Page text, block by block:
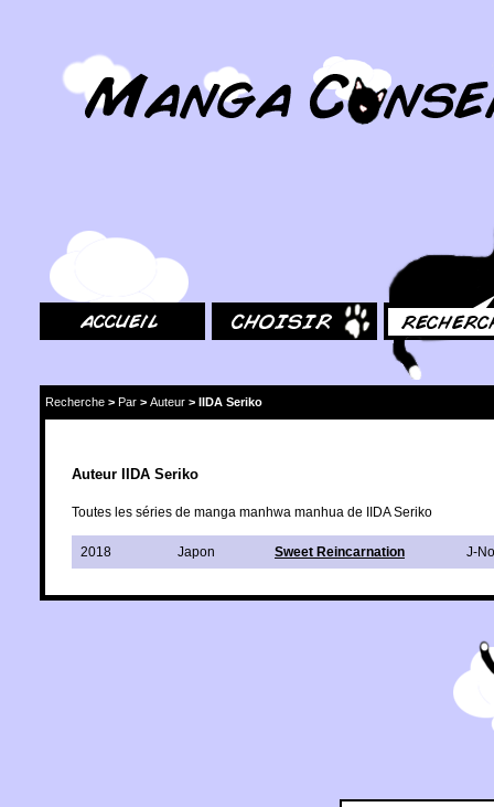
Recherche > Par > Auteur > IIDA Seriko
Auteur IIDA Seriko
Toutes les séries de manga manhwa manhua de IIDA Seriko
2018 Japon Sweet Reincarnation J-